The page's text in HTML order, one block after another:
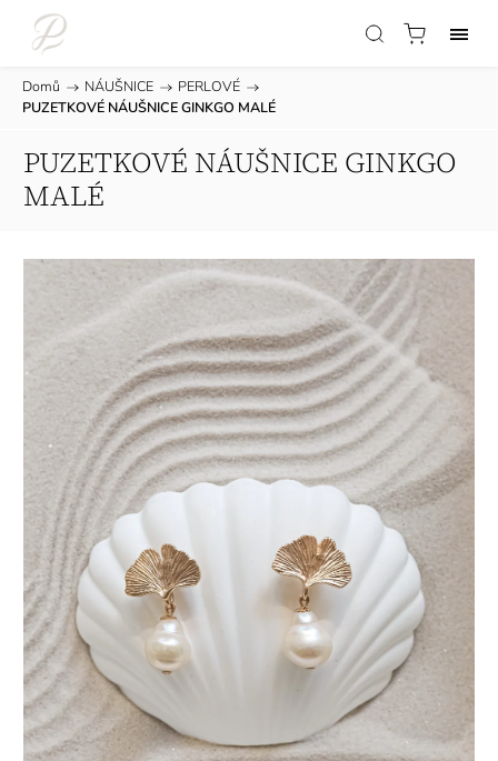
Domů / NÁUŠNICE / PERLOVÉ /
PUZETKOVÉ NÁUŠNICE GINKGO MALÉ
PUZETKOVÉ NÁUŠNICE GINKGO
MALÉ